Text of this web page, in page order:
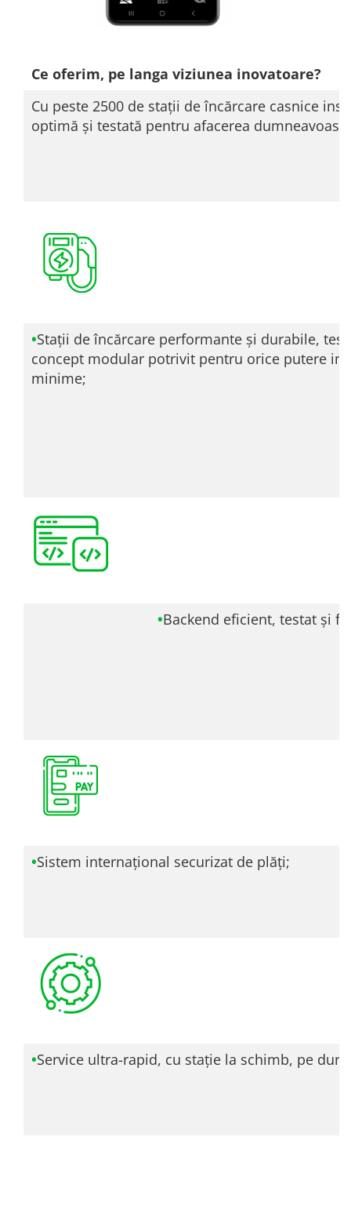
Ce oferim, pe langa viziunea inovatoare?
Cu peste 2500 de staţii de încărcare casnice
optimă și testată pentru afacerea
•Staţii de încărcare performante și durabile,
concept modular potrivit pentru orice putere
minime;
•Backend eficient, testat și
•Sistem internaţional securizat de plăţi;
•Service ultra-rapid, cu staţie la schimb, pe